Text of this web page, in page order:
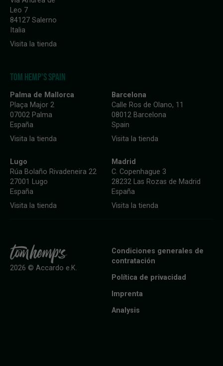
Leo 7
84127 Salerno
Italia
Visita la tienda
TOM HEMP'S SPAIN
Palma de Mallorca
Plaça Major 2
07002 Palma
España
Visita la tienda
Barcelona
Calle Ros de Olano, 11
08012 Barcelona
Spain
Visita la tienda
Lugo
Rúa Bolaño Rivadeneira 22
27001 Lugo
España
Visita la tienda
Madrid
C. Copenhague 3
28232 Las Rozas de Madrid
España
Visita la tienda
Condiciones generales de
contratación
Política de privacidad
Imprenta
Analysis
2026 © Accardo e.K.